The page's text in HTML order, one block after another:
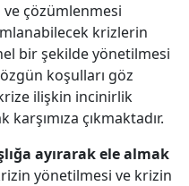
ve çözümlenmesi
krizlerin
bir şekilde yönetilmesi
koşulları göz
ilişkin incinirlik
çıkmaktadır.
ayırarak ele almak
yönetilmesi ve krizin